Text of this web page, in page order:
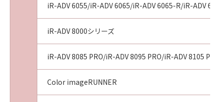
Canon for any reason, please write to Canon's
sales subsidiary or distributor/dealer, serving
the country where you obtained the
Products.
No.022915
iR-ADV 6055/iR-ADV 6065/iR-ADV 6065-R/iR-ADV
iR-ADV 8000シリーズ
iR-ADV 8085 PRO/iR-ADV 8095 PRO/iR-ADV 8105
Color imageRUNNER